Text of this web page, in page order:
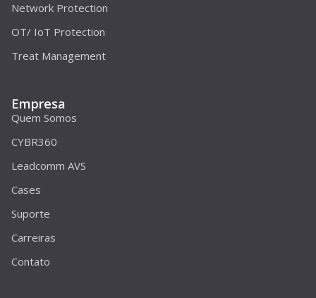
Network Protection
OT/ IoT Protection
Treat Management
Empresa
Quem Somos
CYBR360
Leadcomm AVS
Cases
Suporte
Carreiras
Contato